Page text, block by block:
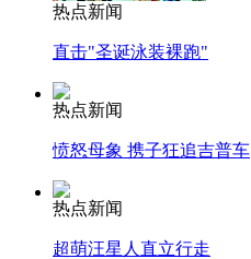
热点新闻
直击"圣诞泳装裸跑"
热点新闻
愤怒母象 携子狂追吉普车
热点新闻
超萌汪星人直立行走